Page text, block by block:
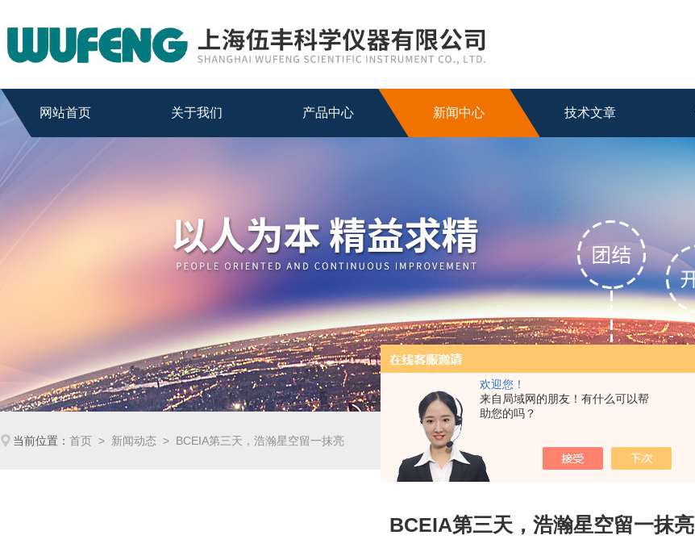
欢迎您！
来自局域网的朋友！有什么可以帮
助您的吗？
网站首页 关于我们 产品中心 新闻中心 技术文章
当前位置：首页 > 新闻动态 > BCEIA第三天，浩瀚星空留一抹亮
BCEIA第三天，浩瀚星空留一抹亮